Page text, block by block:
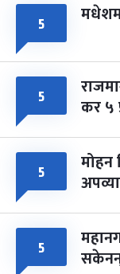
५
५ कर ५
५ मोहन
५